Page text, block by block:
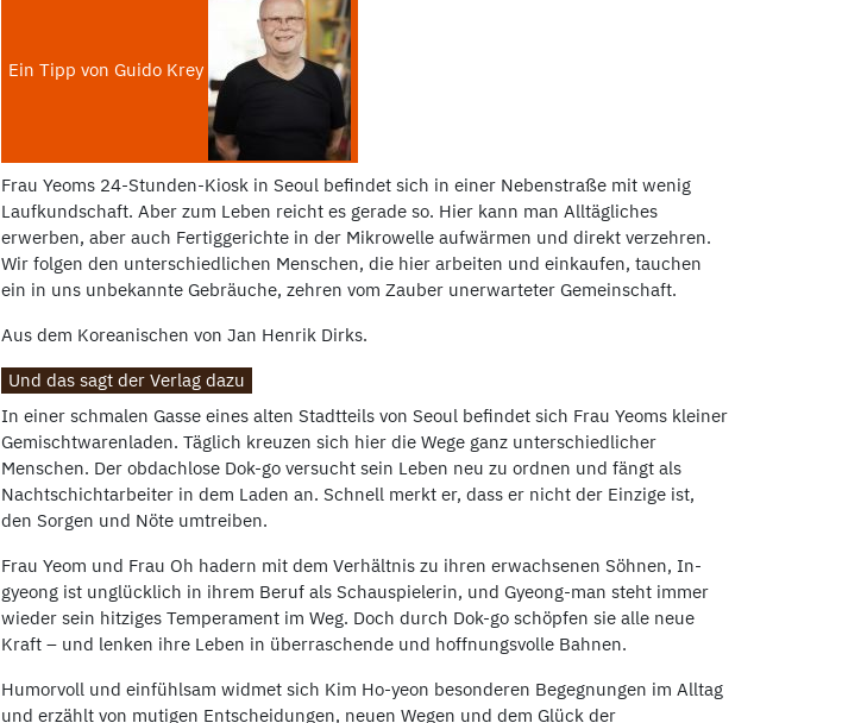
Ein Tipp von Guido Krey
Frau Yeoms 24-Stunden-Kiosk in Seoul befindet sich in einer Nebenstraße mit wenig
Laufkundschaft. Aber zum Leben reicht es gerade so. Hier kann man Alltägliches
erwerben, aber auch Fertiggerichte in der Mikrowelle aufwärmen und direkt verzehren.
Wir folgen den unterschiedlichen Menschen, die hier arbeiten und einkaufen, tauchen
ein in uns unbekannte Gebräuche, zehren vom Zauber unerwarteter Gemeinschaft.
Aus dem Koreanischen von Jan Henrik Dirks.
Und das sagt der Verlag dazu
In einer schmalen Gasse eines alten Stadtteils von Seoul befindet sich Frau Yeoms kleiner
Gemischtwarenladen. Täglich kreuzen sich hier die Wege ganz unterschiedlicher
Menschen. Der obdachlose Dok-go versucht sein Leben neu zu ordnen und fängt als
Nachtschichtarbeiter in dem Laden an. Schnell merkt er, dass er nicht der Einzige ist,
den Sorgen und Nöte umtreiben.
Frau Yeom und Frau Oh hadern mit dem Verhältnis zu ihren erwachsenen Söhnen, In-
gyeong ist unglücklich in ihrem Beruf als Schauspielerin, und Gyeong-man steht immer
wieder sein hitziges Temperament im Weg. Doch durch Dok-go schöpfen sie alle neue
Kraft – und lenken ihre Leben in überraschende und hoffnungsvolle Bahnen.
Humorvoll und einfühlsam widmet sich Kim Ho-yeon besonderen Begegnungen im Alltag
und erzählt von mutigen Entscheidungen, neuen Wegen und dem Glück der